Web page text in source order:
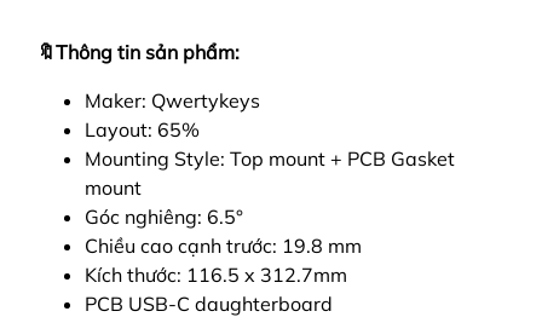
🔖Thông tin sản phẩm:
Maker: Qwertykeys
Layout: 65%
Mounting Style: Top mount + PCB Gasket
mount
Góc nghiêng: 6.5°
Chiều cao cạnh trước: 19.8 mm
Kích thước: 116.5 x 312.7mm
PCB USB-C daughterboard